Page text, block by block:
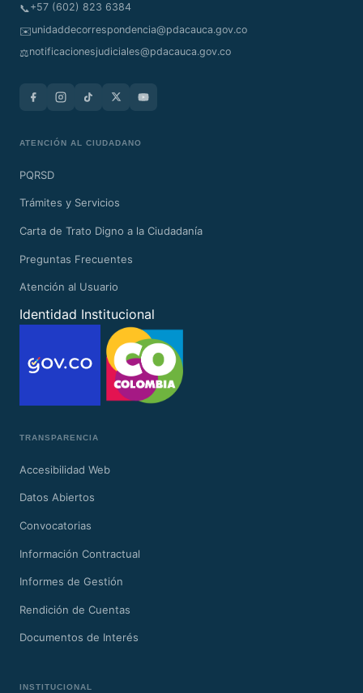
📞+57 (602) 823 6384
✉️unidaddecorrespondencia@pdacauca.gov.co
⚖️notificacionesjudiciales@pdacauca.gov.co
ATENCIÓN AL CIUDADANO
PQRSD
Trámites y Servicios
Carta de Trato Digno a la Ciudadanía
Preguntas Frecuentes
Atención al Usuario
Identidad Institucional
TRANSPARENCIA
Accesibilidad Web
Datos Abiertos
Convocatorias
Información Contractual
Informes de Gestión
Rendición de Cuentas
Documentos de Interés
INSTITUCIONAL